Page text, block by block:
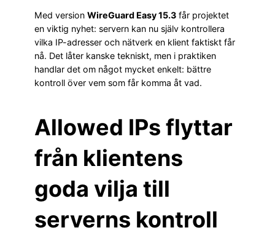
Med version WireGuard Easy 15.3 får projektet
en viktig nyhet: servern kan nu själv kontrollera
vilka IP-adresser och nätverk en klient faktiskt får
nå. Det låter kanske tekniskt, men i praktiken
handlar det om något mycket enkelt: bättre
kontroll över vem som får komma åt vad.
Allowed IPs flyttar
från klientens
goda vilja till
serverns kontroll